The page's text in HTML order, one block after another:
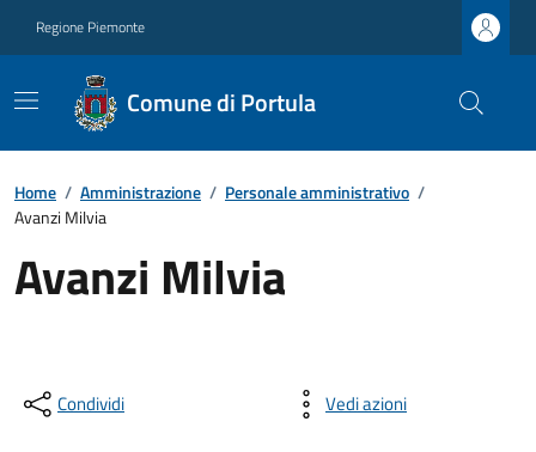
Regione Piemonte
Comune di Portula
Home / Amministrazione / Personale amministrativo /
Avanzi Milvia
Avanzi Milvia
Condividi Vedi azioni